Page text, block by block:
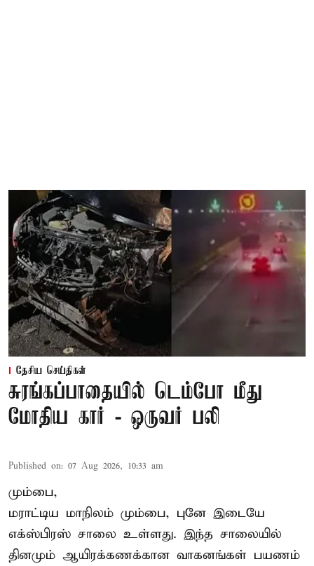
தேசிய செய்திகள்
சுரங்கப்பாதையில் டெம்போ மீது
மோதிய கார் - ஒருவர் பலி
Published on: 07 Aug 2026, 10:33 am
மும்பை,
மராட்டிய மாநிலம் மும்பை, புனே இடையே
எக்ஸ்பிரஸ் சாலை உள்ளது. இந்த சாலையில்
தினமும் ஆயிரக்கணக்கான வாகனங்கள் பயணம்